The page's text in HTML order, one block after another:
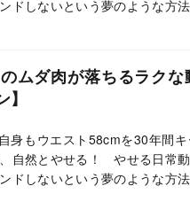
ドしないという夢のような方
本連載では、「生きてるだけ
ムダ肉が落ちるラク
身もウエスト58cmを30年間
自然とやせる！ やせる日常
ドしないという夢のような方
本連載では、「生きてるだけ